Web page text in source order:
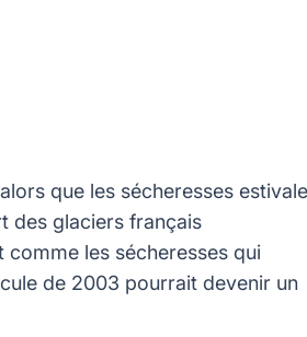
que les sécheresses
des glaciers français
comme les sécheresses qui
de 2003 pourrait devenir un